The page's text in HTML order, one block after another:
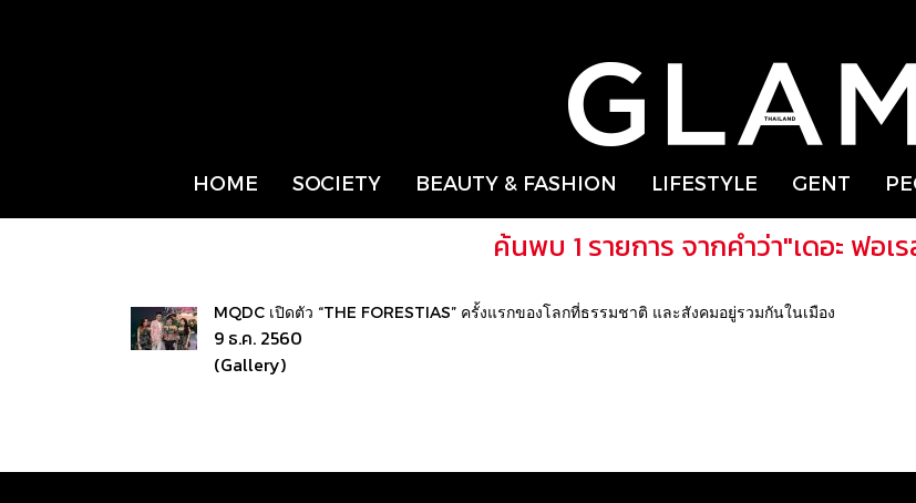
HOME SOCIETY BEAUTY & FASHION LIFESTYLE GENT
ค้นพบ 1 รายการ จากคำว่า"เดอะ ฟอเ
MQDC เปิดตัว “THE FORESTIAS” ครั้งแรกของโลกที่ธรรมชาติ และสังคมอยู่รวมกันในเมือง
9 ธ.ค. 2560
(Gallery)